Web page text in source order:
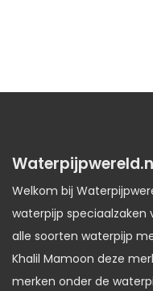
Welkom bij
waterpijp speciaalzaken
alle soorten waterpijp
Khalil Mamoon deze
merken onder de